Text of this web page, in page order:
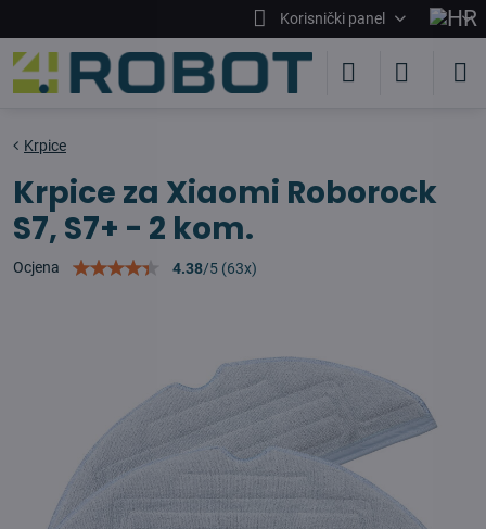
Korisnički panel
Krpice
Krpice za Xiaomi Roborock
S7, S7+ - 2 kom.
Ocjena 4.38/5 (63x)